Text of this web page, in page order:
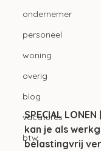
ondernemer
personeel
woning
overig
blog
vacatures
btw
SPECIAL
kan je als
belastingvrij